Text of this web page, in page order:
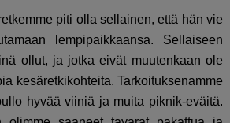
piti olla sellainen, että hän vie
lempipaikkaansa. Sellaiseen
ollut, ja jotka eivät muutenkaan ole
kesäretkikohteita. Tarkoituksenamme
hyvää viiniä ja muita piknik-eväitä.